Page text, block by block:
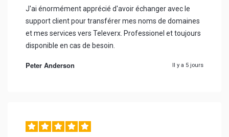
J'ai énormément apprécié d'avoir échanger avec le
support client pour transférer mes noms de domaines
et mes services vers Televerx. Professionel et toujours
disponible en cas de besoin.
Peter Anderson Il y a 5 jours